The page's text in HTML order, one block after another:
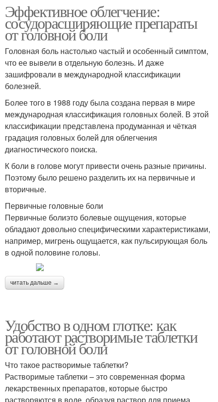
Эффективное облегчение:
сосудорасширяющие препараты
от головной боли
Головная боль настолько частый и особенный симптом,
что ее вывели в отдельную болезнь. И даже
зашифровали в международной классификации
болезней.
Более того в 1988 году была создана первая в мире
международная классификация головных болей. В этой
классификации представлена продуманная и чёткая
градация головных болей для облегчения
диагностического поиска.
К боли в голове могут привести очень разные причины.
Поэтому было решено разделить их на первичные и
вторичные.
Первичные головные боли
Первичные болиэто болевые ощущения, которые
обладают довольно специфическими характеристиками,
например, мигрень ощущается, как пульсирующая боль
в одной половине головы.
читать дальше →
Удобство в одном глотке: как
работают растворимые таблетки
от головной боли
Что такое растворимые таблетки?
Растворимые таблетки – это современная форма
лекарственных препаратов, которые быстро